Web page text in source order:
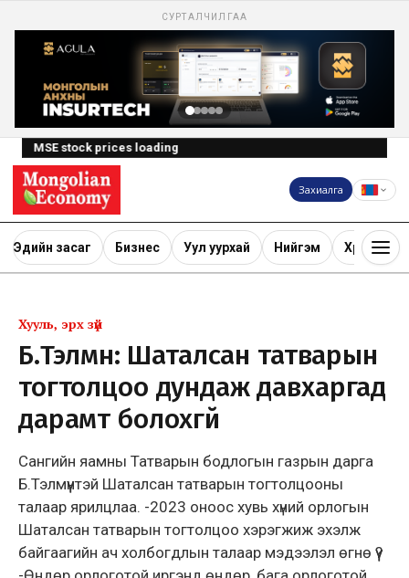
СУРТАЛЧИЛГАА
MSE stock prices loading
Захиалга
Эдийн засаг Бизнес Уул уурхай Нийгэм Хөрөнгө
Хууль, эрх зүй
Б.Тэлмүүн: Шаталсан татварын
тогтолцоо дундаж давхаргад
дарамт болохгүй
Сангийн яамны Татварын бодлогын газрын дарга
Б.Тэлмүүнтэй Шаталсан татварын тогтолцооны
талаар ярилцлаа. -2023 оноос хувь хүний орлогын
Шаталсан татварын тогтолцоо хэрэгжиж эхэлж
байгаагийн ач холбогдлын талаар мэдээлэл өгнө үү?